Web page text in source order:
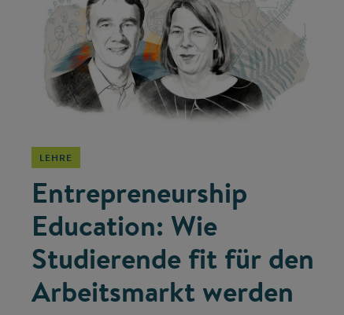
LEHRE
Entrepreneurship
Education: Wie
Studierende fit für den
Arbeitsmarkt werden